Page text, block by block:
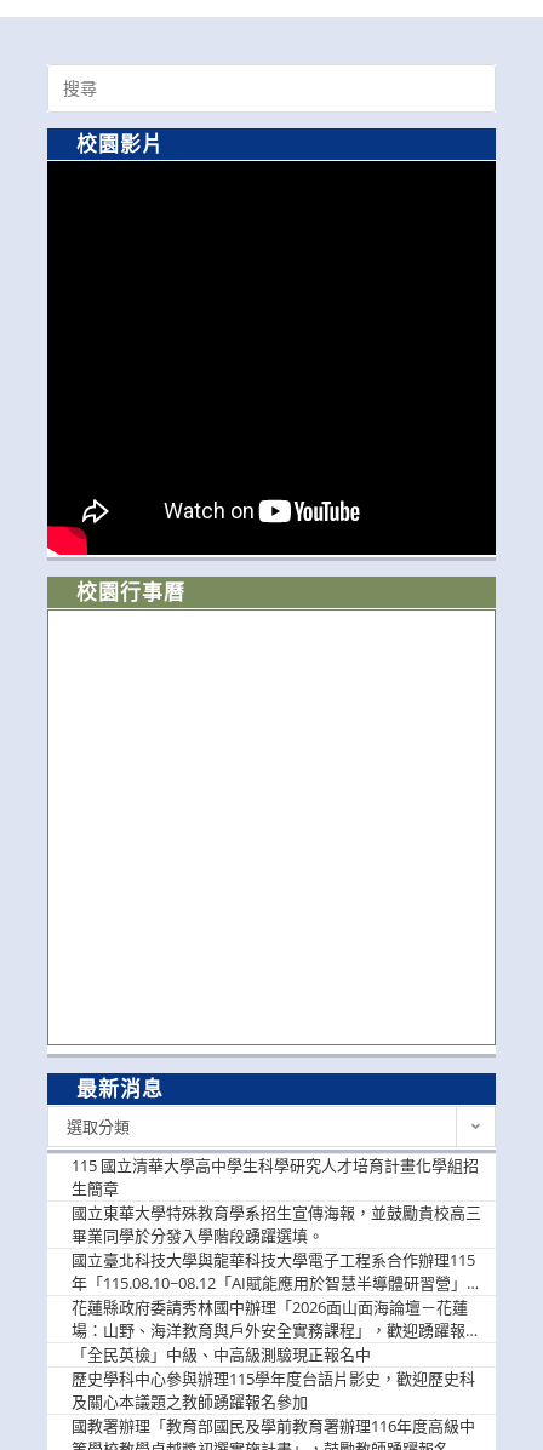
Search
for:
校園影片
校園行事曆
最新消息
選取分類
115 國立清華大學高中學生科學研究人才培育計畫化學組招
生簡章
國立東華大學特殊教育學系招生宣傳海報，並鼓勵貴校高三
畢業同學於分發入學階段踴躍選填。
國立臺北科技大學與龍華科技大學電子工程系合作辦理115
年「115.08.10~08.12「AI賦能應用於智慧半導體研習營」，
歡迎學生踴躍報名參加
花蓮縣政府委請秀林國中辦理「2026面山面海論壇－花蓮
場：山野、海洋教育與戶外安全實務課程」，歡迎踴躍報名
參加
「全民英檢」中級、中高級測驗現正報名中
歷史學科中心參與辦理115學年度台語片影史，歡迎歷史科
及關心本議題之教師踴躍報名參加
國教署辦理「教育部國民及學前教育署辦理116年度高級中